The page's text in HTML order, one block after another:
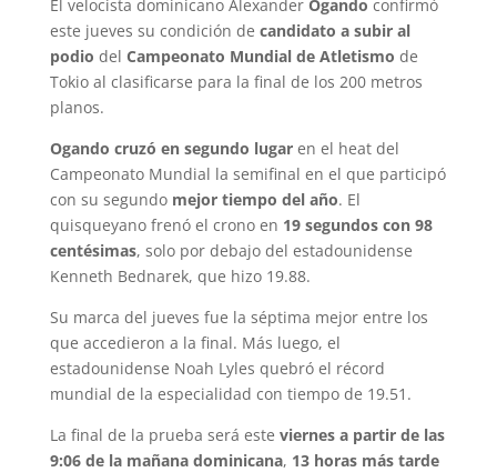
El velocista dominicano Alexander Ogando confirmó
este jueves su condición de candidato a subir al
podio del Campeonato Mundial de Atletismo de
Tokio al clasificarse para la final de los 200 metros
planos.
Ogando cruzó en segundo lugaren el heat del
Campeonato Mundial la semifinal en el que participó
con su segundo mejor tiempo del año. El
quisqueyano frenó el crono en 19 segundos con 98
centésimas, solo por debajo del estadounidense
Kenneth Bednarek, que hizo 19.88.
Su marca del jueves fue la séptima mejor entre los
que accedieron a la final. Más luego, el
estadounidense Noah Lyles quebró el récord
mundial de la especialidad con tiempo de 19.51.
La final de la prueba será este viernes a partir de las
9:06 de la mañana dominicana, 13 horas más tarde